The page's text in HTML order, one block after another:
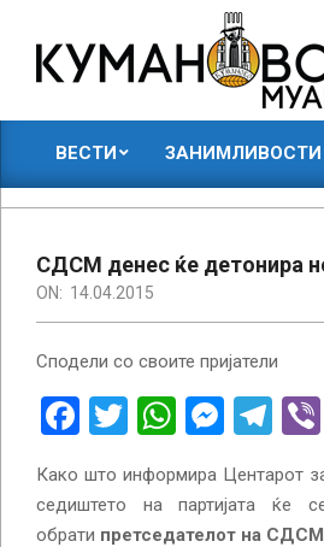
content
МУАБЕТИ
ВЕСТИ ЗАНИМЛИВОСТИ
СДСМ денес ќе детонира
ON: 14.04.2015
Сподели со своите пријатели
Facebook
Twitter
Како што информира Центарот
седиштето на партијата ќе
обрати претседателот на СДСМ